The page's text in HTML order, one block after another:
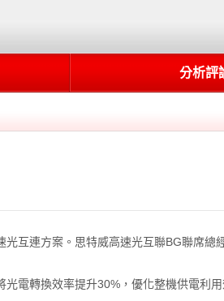
分析評
互連方案。思特威高速光互聯BG聯席
電轉換效率提升30%，優化整機供電利